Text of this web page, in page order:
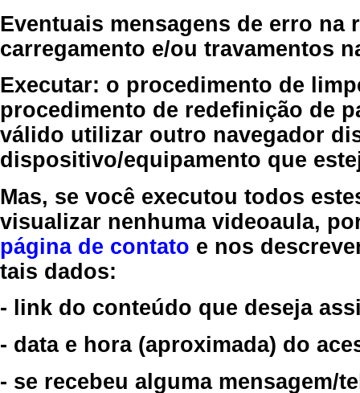
Eventuais mensagens de erro
carregamento e/ou travamentos
Executar: o procedimento de
procedimento de redefinição de
válido utilizar outro navegador
dispositivo/equipamento que
Mas, se você executou todos
visualizar nenhuma videoaula,
página de contato e nos
tais dados:
- link do conteúdo que deseja
- data e hora (aproximada) do
- se recebeu alguma mensagem/